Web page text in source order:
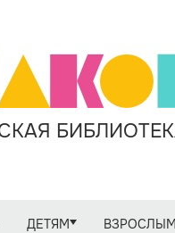
ДЕТЯМ